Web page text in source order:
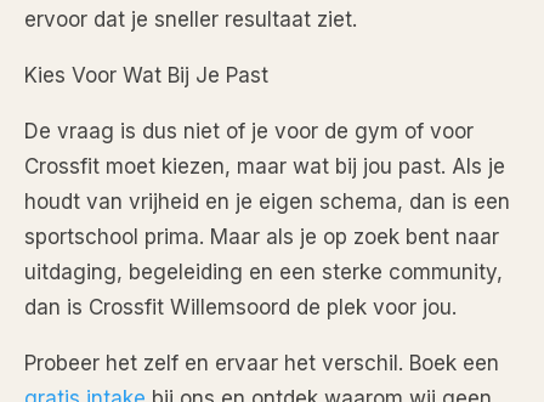
ervoor dat je sneller resultaat ziet.
Kies Voor Wat Bij Je Past
De vraag is dus niet of je voor de gym of voor
Crossfit moet kiezen, maar wat bij jou past. Als je
houdt van vrijheid en je eigen schema, dan is een
sportschool prima. Maar als je op zoek bent naar
uitdaging, begeleiding en een sterke community,
dan is Crossfit Willemsoord de plek voor jou.
Probeer het zelf en ervaar het verschil. Boek een